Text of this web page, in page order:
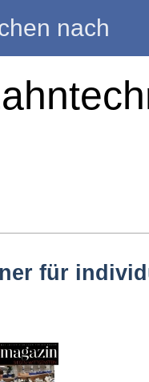
nach
für